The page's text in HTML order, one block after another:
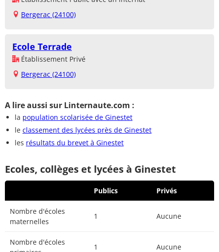
Bergerac (24100)
Ecole Terrade
Établissement Privé
Bergerac (24100)
A lire aussi sur Linternaute.com :
la population scolarisée de Ginestet
le classement des lycées près de Ginestet
les résultats du brevet à Ginestet
Ecoles, collèges et lycées à Ginestet
Publics Privés
Nombre d'écoles
maternelles
1 Aucune
Nombre d'écoles
1 Aucune